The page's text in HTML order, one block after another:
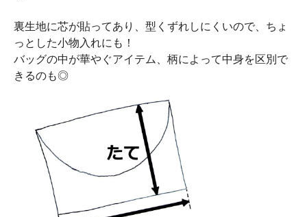
裏生地に芯が貼ってあり、型くずれしにくいので、ちょ
っとした小物入れにも！
バッグの中が華やぐアイテム、柄によって中身を区別で
きるのも◎